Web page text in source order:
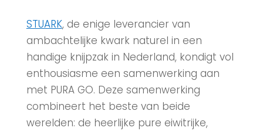
STUARK, de enige leverancier van
ambachtelijke kwark naturel in een
handige knijpzak in Nederland, kondigt vol
enthousiasme een samenwerking aan
met PURA GO. Deze samenwerking
combineert het beste van beide
werelden: de heerlijke pure eiwitrijke,